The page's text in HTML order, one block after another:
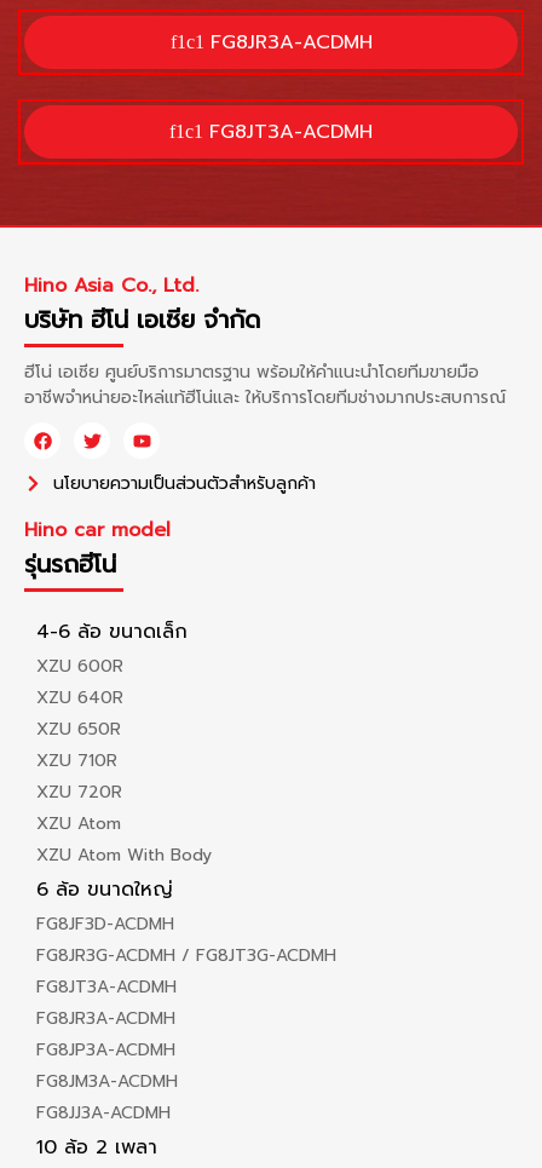
FG8JR3A-ACDMH
FG8JT3A-ACDMH
Hino Asia Co., Ltd.
บริษัท ฮีโน่ เอเซีย จำกัด
ฮีโน่ เอเซีย ศูนย์บริการมาตรฐาน พร้อมให้คำแนะนำโดยทีมขายมือ
อาชีพจำหน่ายอะไหล่แท้ฮีโน่และ ให้บริการโดยทีมช่างมากประสบการณ์
นโยบายความเป็นส่วนตัวสำหรับลูกค้า
Hino car model
รุ่นรถฮีโน่
4-6 ล้อ ขนาดเล็ก
XZU 600R
XZU 640R
XZU 650R
XZU 710R
XZU 720R
XZU Atom
XZU Atom With Body
6 ล้อ ขนาดใหญ่
FG8JF3D-ACDMH
FG8JR3G-ACDMH / FG8JT3G-ACDMH
FG8JT3A-ACDMH
FG8JR3A-ACDMH
FG8JP3A-ACDMH
FG8JM3A-ACDMH
FG8JJ3A-ACDMH
10 ล้อ 2 เพลา